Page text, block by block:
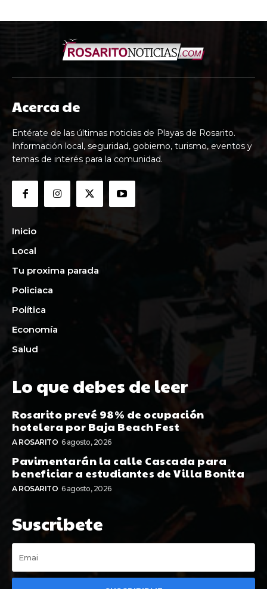
Acerca de
Entérate de las últimas noticias de Playas de Rosarito.
Información local, seguridad, gobierno, turismo, eventos y
temas de interés para la comunidad.
Inicio
Local
Tu proxima parada
Policiaca
Política
Economía
Salud
Lo que debes de leer
Rosarito prevé 98% de ocupación
hotelera por Baja Beach Fest
A ROSARITO 6 agosto, 2026
Pavimentarán la calle Cascada para
beneficiar a estudiantes de Villa Bonita
A ROSARITO 6 agosto, 2026
Suscribete